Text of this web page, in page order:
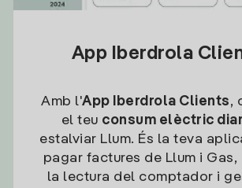
App Iberdrola
Amb l'App Iberdrola Clients,
el teu consum elèctric
estalviar Llum. És la teva
pagar factures de Llum i
la lectura del comptador i